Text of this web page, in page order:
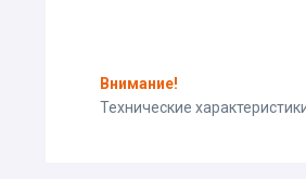
Внимание!
Технические